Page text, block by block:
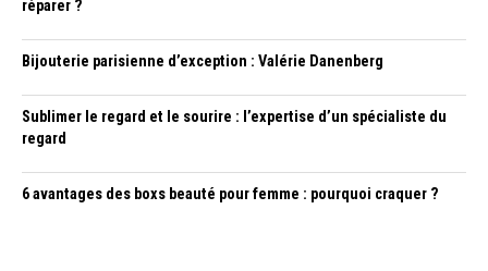
réparer ?
Bijouterie parisienne d’exception : Valérie Danenberg
Sublimer le regard et le sourire : l’expertise d’un spécialiste du
regard
6 avantages des boxs beauté pour femme : pourquoi craquer ?